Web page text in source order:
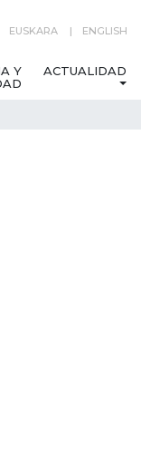
EUSKARA ENGLISH
Y
ACTUALIDAD